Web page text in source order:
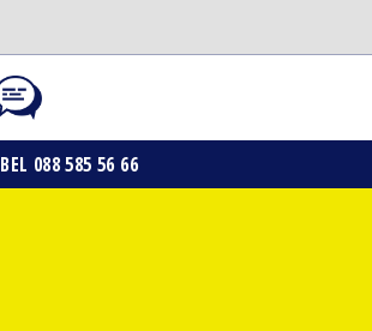
BEL 088 585 56 66